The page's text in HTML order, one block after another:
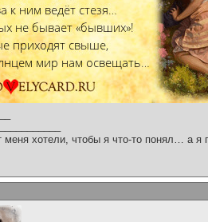
меня хотели, чтобы я что-то понял… а